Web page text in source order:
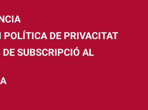
POLÍTICA DE PRIVACITAT
DE SUBSCRIPCIÓ AL